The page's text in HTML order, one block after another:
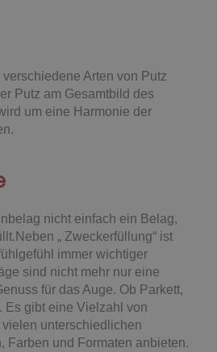
Arten von Putz
Putz am Gesamtbild des
um eine Harmonie der
nicht einfach ein Belag,
„ Zweckerfüllung“ ist
immer wichtiger
sind nicht mehr nur eine
für das Auge. Ob Parkett,
Es gibt eine Vielzahl von
unterschiedlichen
Farben und Formaten anbieten.